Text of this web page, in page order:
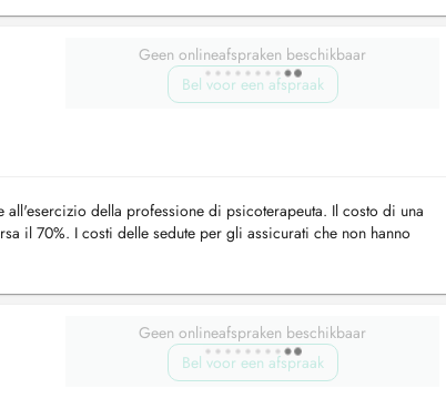
Geen onlineafspraken beschikbaar
Bel voor een afspraak
della professione di psicoterapeuta. Il costo di una
il 70%. I costi delle sedute per gli assicurati che non hanno
Geen onlineafspraken beschikbaar
Bel voor een afspraak